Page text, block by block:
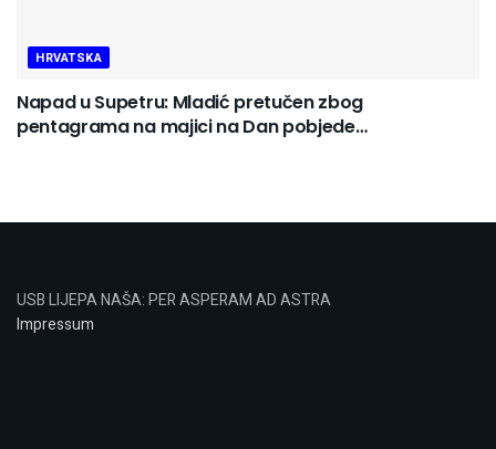
HRVATSKA
Napad u Supetru: Mladić pretučen zbog
pentagrama na majici na Dan pobjede…
USB LIJEPA NAŠA: PER ASPERAM AD ASTRA
Impressum